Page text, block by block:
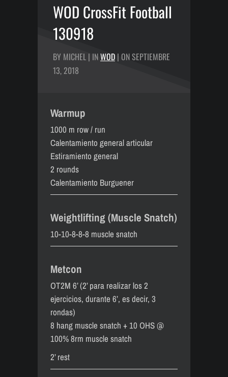
WOD CrossFit Football
130918
BY MICHEL | INWOD | ON SEPTIEMBRE
13, 2018
Warmup
1000 m row / run
Calentamiento general articular
Estiramiento general
2 rounds
Calentamiento Burguener
Weightlifting (Muscle Snatch)
10-10-8-8-8 muscle snatch
Metcon
OT2M 6’ (2’ para realizar los 2
ejercicios, durante 6’, es decir, 3
rondas)
8 hang muscle snatch + 10 OHS @
100% 8rm muscle snatch
2’ rest